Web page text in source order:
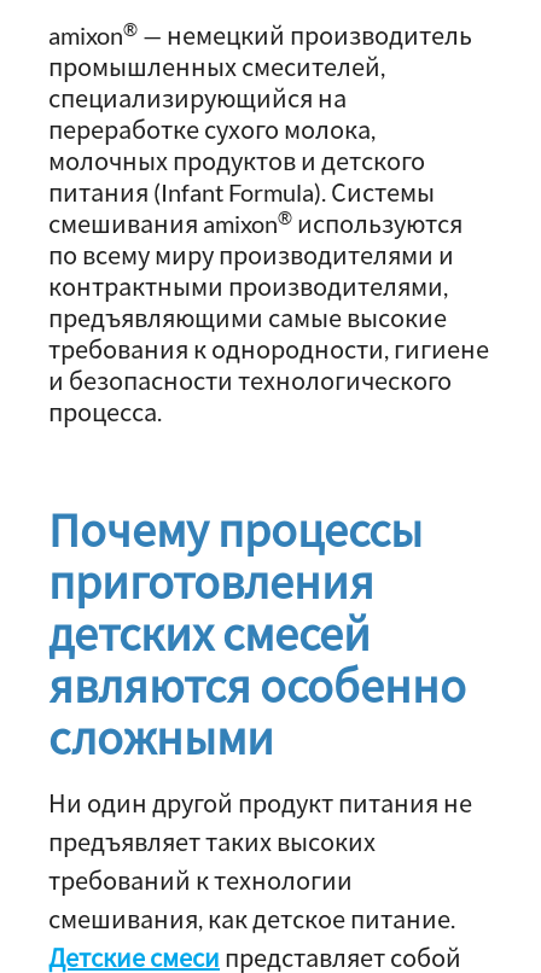
amixon® — немецкий производитель
промышленных смесителей,
специализирующийся на
переработке сухого молока,
молочных продуктов и детского
питания (Infant Formula). Системы
смешивания amixon® используются
по всему миру производителями и
контрактными производителями,
предъявляющими самые высокие
требования к однородности, гигиене
и безопасности технологического
процесса.
Почему процессы
приготовления
детских смесей
являются особенно
сложными
Ни один другой продукт питания не
предъявляет таких высоких
требований к технологии
смешивания, как детское питание.
Детские смеси представляет собой